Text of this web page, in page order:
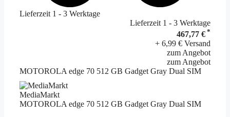
Lieferzeit 1 - 3 Werktage
Lieferzeit 1 - 3 Werktage
467,77 € *
+ 6,99 € Versand
zum Angebot
zum Angebot
MOTOROLA edge 70 512 GB Gadget Gray Dual SIM
MediaMarkt
MOTOROLA edge 70 512 GB Gadget Gray Dual SIM